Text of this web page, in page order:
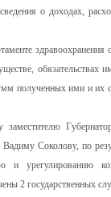
о доходах,
здравоохранения
обязательствах
полученных ими и их
Соколову, по
и урегулированию
2 государственных